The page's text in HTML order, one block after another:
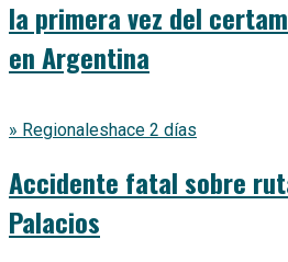
la primera vez del
en Argentina
» Regionaleshace 2 días
Accidente fatal sobre
Palacios